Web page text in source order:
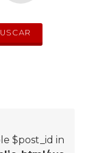
$post_id in